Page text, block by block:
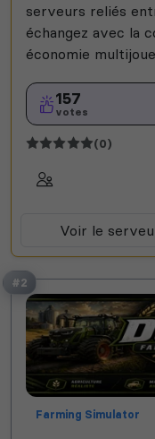
serveurs reliés
échangez avec la
économie
157
votes
(0)
Voir le
#2
Farming Simulator